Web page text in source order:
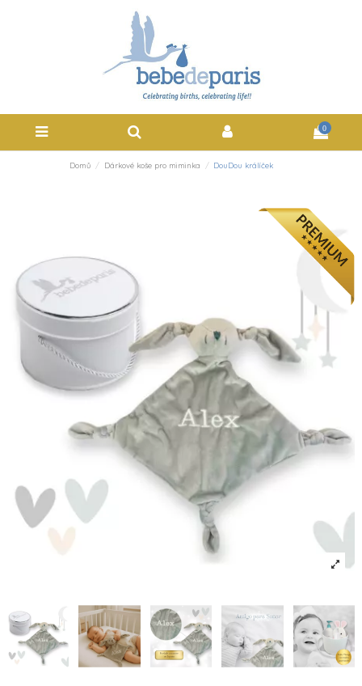
0
Domů Dárkové koše pro miminka DouDou králíček